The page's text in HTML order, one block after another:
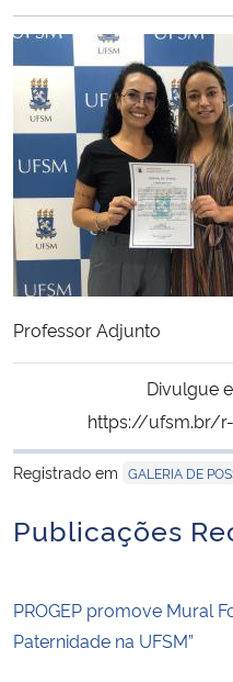
Ministério da Cidadania
Ministério da Saúde
Ministério de Minas e Energia
Ministério da Ciência, Tecnologia,
Ministério do Meio Ambiente
Ministério do Desenvolvimento
Controladoria-Geral da União
Ministério da Mulher, da Família e
Secretaria-Geral
Secretaria de Governo
Professor Adjunto
Divulgue
https://ufsm.br/r-
Registrado em GALERIA DE
Publicações
PROGEP promove Mural
Paternidade na UFSM”